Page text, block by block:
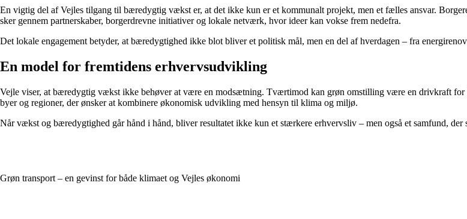
En vigtig del af Vejles tilgang til bæredygtig vækst er, at det ikke kun er et kommunalt projekt, men et fælles ansvar.
sker gennem partnerskaber, borgerdrevne initiativer og lokale netværk, hvor ideer kan vokse frem nedefra.
Det lokale engagement betyder, at bæredygtighed ikke blot bliver et politisk mål, men en del af hverdagen – fra
En model for fremtidens erhvervsudvikling
Vejle viser, at bæredygtig vækst ikke behøver at være en modsætning. Tværtimod kan grøn omstilling være en drivkraft for
byer og regioner, der ønsker at kombinere økonomisk udvikling med hensyn til klima og miljø.
Når vækst og bæredygtighed går hånd i hånd, bliver resultatet ikke kun et stærkere erhvervsliv – men også et samfund, der
Grøn transport – en gevinst for både klimaet og Vejles økonomi